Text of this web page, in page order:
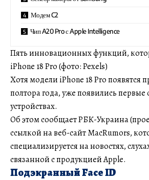
Модем C2
Чип A20 Pro с Apple Intelligence
Пять инновационных функций,
iPhone 18 Pro (фото: Pexels)
Хотя модели iPhone 18 Pro появятся
полтора года, уже появились первые
устройствах.
Об этом сообщает РБК-Украина
ссылкой на веб-сайт MacRumors,
специализируется на новостях,
связанной с продукцией Apple.
Подэкранный Face ID